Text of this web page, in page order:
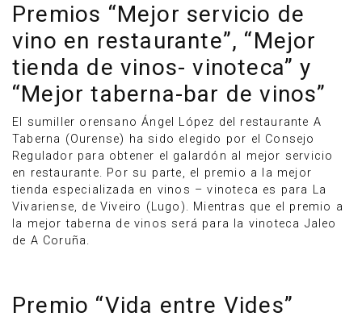
Premios “Mejor servicio de
vino en restaurante”, “Mejor
tienda de vinos- vinoteca” y
“Mejor taberna-bar de vinos”
El sumiller orensano Ángel López del restaurante A
Taberna (Ourense) ha sido elegido por el Consejo
Regulador para obtener el galardón al mejor servicio
en restaurante. Por su parte, el premio a la mejor
tienda especializada en vinos – vinoteca es para La
Vivariense, de Viveiro (Lugo). Mientras que el premio a
la mejor taberna de vinos será para la vinoteca Jaleo
de A Coruña.
Premio “Vida entre Vides”